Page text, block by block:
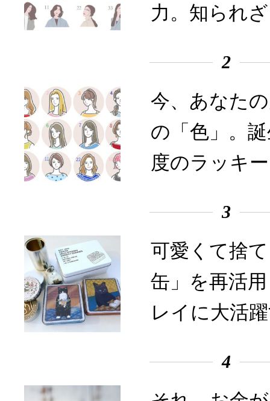
力。知られ
2
今、あなた
の「色」。
度のラッキ
3
可愛くて捨
缶」を再活
レイに大活
4